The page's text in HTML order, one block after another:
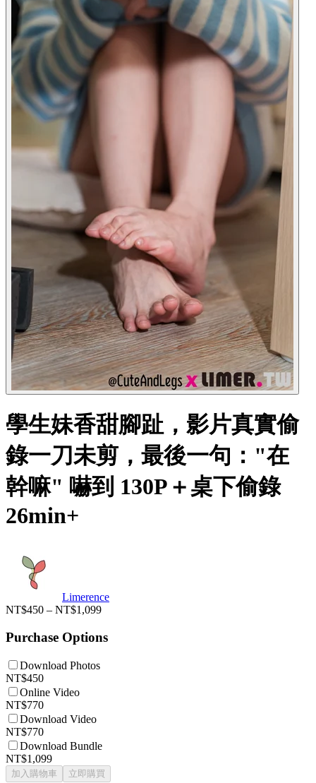
學生妹香甜腳趾，影片真實偷
錄一刀未剪，最後一句："在
幹嘛" 嚇到 130P＋桌下偷錄
26min+
Limerence
NT$450 – NT$1,099
Purchase Options
Download Photos
NT$450
Online Video
NT$770
Download Video
NT$770
Download Bundle
NT$1,099
加入購物車 立即購買